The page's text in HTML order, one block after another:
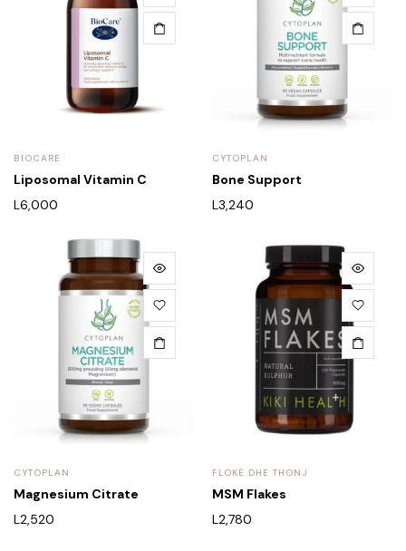
BIOCARE
Liposomal Vitamin C
L6,000
CYTOPLAN
Bone Support
L3,240
CYTOPLAN
Magnesium Citrate
L2,520
FLOKË DHE THONJ
MSM Flakes
L2,780